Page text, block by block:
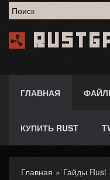
Форма
ГЛАВНАЯ
КУПИТЬ RUST
Главная » Гайды Rust